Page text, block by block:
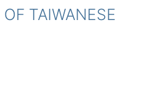
TAIWANESE